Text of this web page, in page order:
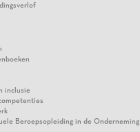
inclusie
Beroepsopleiding in de Onderneming